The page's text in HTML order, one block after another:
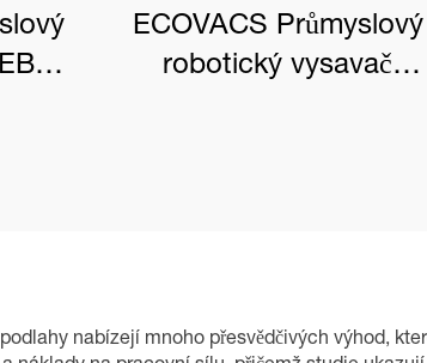
ECOVACS Průmyslový
robotický vysavač
nabízejí mnoho přesvědčivých výhod,